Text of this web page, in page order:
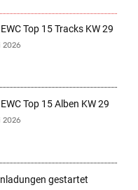
Top 15 Tracks KW 29
2026
Top 15 Alben KW 29
2026
gestartet